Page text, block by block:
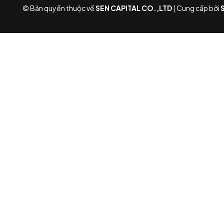
© Bản quyền thuộc vềSEN CAPITAL CO.,LTD| Cung cấp bởi